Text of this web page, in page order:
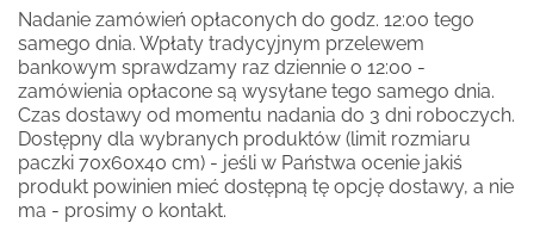
Nadanie zamówień opłaconych do godz. 12:00 tego
samego dnia. Wpłaty tradycyjnym przelewem
bankowym sprawdzamy raz dziennie o 12:00 -
zamówienia opłacone są wysyłane tego samego dnia.
Czas dostawy od momentu nadania do 3 dni roboczych.
Dostępny dla wybranych produktów (limit rozmiaru
paczki 70x60x40 cm) - jeśli w Państwa ocenie jakiś
produkt powinien mieć dostępną tę opcję dostawy, a nie
ma - prosimy o kontakt.